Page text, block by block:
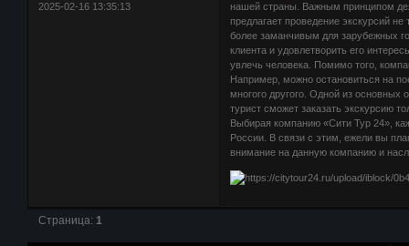
2025-02-16 13:35:13
нашей страны. Важным принципом
предлагает проведение экскурсий
более заманчивым для зарубежных
клиента и удовлетворить его
увлечь человека. Помимо того,
Например, можно остановиться на
многого другого. Одной из основных
турист сможет заказать экскурсию
Выбирая компанию «Сити Тур 24»,
России. В связи с этим, ежели вы
внимание на данную компанию и
Страница: 1